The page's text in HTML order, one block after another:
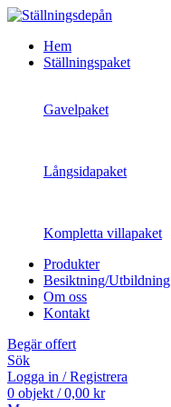
Hem
Ställningspaket
Gavelpaket
Långsidapaket
Kompletta villapaket
Produkter
Besiktning/Utbildning
Om oss
Kontakt
Begär offert
Sök
Logga in / Registrera
0 objekt / 0,00 kr